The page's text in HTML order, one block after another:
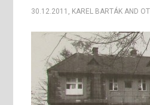
30.12.2011 , KAREL BARTÁK AND